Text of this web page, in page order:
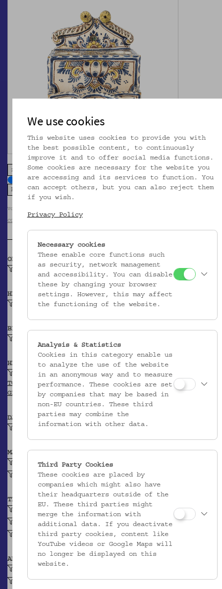
zoom in zoom out
Volkskundemuseum Wien / Foto: Christa Knott
CC BY-NC-SA
OBJEKTKLASSE
HERSTELLER/IN
Unbekannt
BEITRAGENDE/R
HERKUNFT
Gmunden
TGN
GEONAMES
DATIERUNG
Um 1750
MATERIAL
Keramik
Fayence
TECHNIK
Plattentechnik (Keramik)
bemalt (Keramik)
glasiert (Keramik)
ABBILDUNG
Gebäude
We use cookies
This website uses cookies to provide you with
the best possible content, to continuously
improve it and to offer social media functions.
Some cookies are necessary for the website you
are accessing and its services to function. You
can accept others, but you can also reject them
if you wish.
Privacy Policy
Necessary cookies
These enable core functions such
as security, network management
and accessibility. You can disable
these by changing your browser
settings. However, this may affect
the functioning of the website.
Analysis & Statistics
Cookies in this category enable us
to analyze the use of the website
in an anonymous way and to measure
performance. These cookies are set
by companies that may be based in
non-EU countries. These third
parties may combine the
information with other data.
Third Party Cookies
These cookies are placed by
companies which might also have
their headquarters outside of the
EU. These third parties might
merge the information with
additional data. If you deactivate
third party cookies, content like
YouTube videos or Google Maps will
no longer be displayed on this
website.